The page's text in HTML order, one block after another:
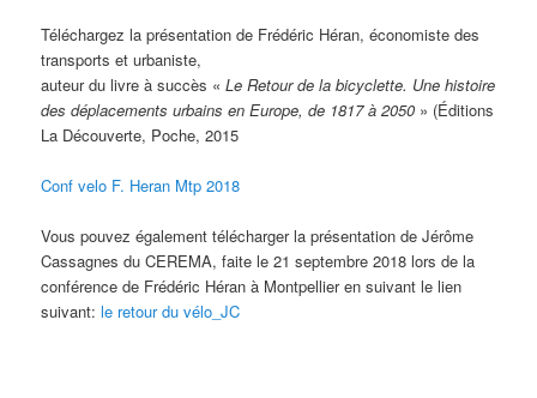
Téléchargez la présentation de Frédéric Héran, économiste des
transports et urbaniste,
auteur du livre à succès « Le Retour de la bicyclette. Une histoire
des déplacements urbains en Europe, de 1817 à 2050 » (Éditions
La Découverte, Poche, 2015
Conf velo F. Heran Mtp 2018
Vous pouvez également télécharger la présentation de Jérôme
Cassagnes du CEREMA, faite le 21 septembre 2018 lors de la
conférence de Frédéric Héran à Montpellier en suivant le lien
suivant:le retour du vélo_JC